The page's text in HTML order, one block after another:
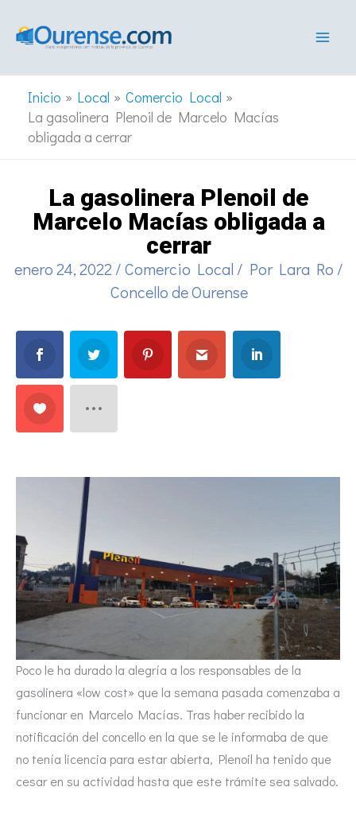
Inicio Local
Comercio Local
La gasolinera Plenoil de Marcelo Macías
obligada a cerrar
La gasolinera Plenoil de
Marcelo Macías obligada a
cerrar
enero 24, 2022 /Comercio Local / Por Lara Ro /
Concello de Ourense
Poco le ha durado la alegría a los responsables de la
gasolinera «low cost» que la semana pasada comenzaba a
funcionar en Marcelo Macías. Tras haber recibido la
notificación del concello en la que se le informaba de que
no tenía licencia para estar abierta, Plenoil ha tenido que
cesar en su actividad hasta que este trámite sea salvado.